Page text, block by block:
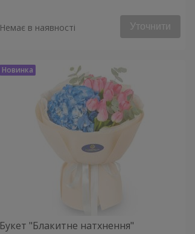
Немає в наявності Уточнити
Букет "Блакитне натхнення"